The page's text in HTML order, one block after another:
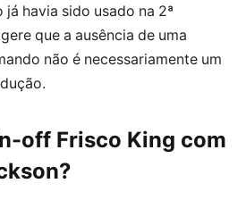
havia sido usado na 2ª
que a ausência de uma
não é necessariamente um
off Frisco King com